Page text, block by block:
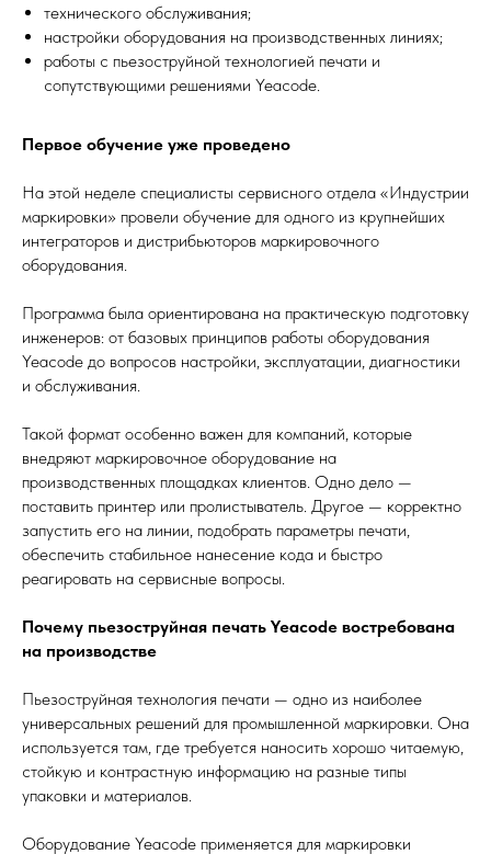
технического обслуживания;
настройки оборудования на производственных линиях;
работы с пьезоструйной технологией печати и
сопутствующими решениями Yeacode.
Первое обучение уже проведено
На этой неделе специалисты сервисного отдела «Индустрии
маркировки» провели обучение для одного из крупнейших
интеграторов и дистрибьюторов маркировочного
оборудования.
Программа была ориентирована на практическую подготовку
инженеров: от базовых принципов работы оборудования
Yeacode до вопросов настройки, эксплуатации, диагностики
и обслуживания.
Такой формат особенно важен для компаний, которые
внедряют маркировочное оборудование на
производственных площадках клиентов. Одно дело —
поставить принтер или пролистыватель. Другое — корректно
запустить его на линии, подобрать параметры печати,
обеспечить стабильное нанесение кода и быстро
реагировать на сервисные вопросы.
Почему пьезоструйная печать Yeacode востребована
на производстве
Пьезоструйная технология печати — одно из наиболее
универсальных решений для промышленной маркировки. Она
используется там, где требуется наносить хорошо читаемую,
стойкую и контрастную информацию на разные типы
упаковки и материалов.
Оборудование Yeacode применяется для маркировки